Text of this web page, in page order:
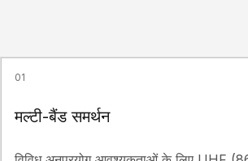
01
मल्टी-बैंड समर्थन